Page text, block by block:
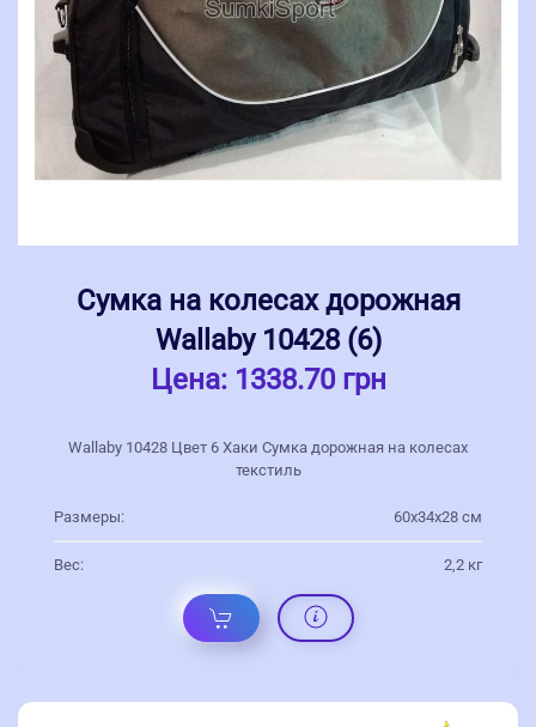
Сумка на колесах дорожная
Wallaby 10428 (6)
Цена: 1338.70 грн
Wallaby 10428 Цвет 6 Хаки Сумка дорожная на колесах
текстиль
Размеры: 60х34х28 см
Вес: 2,2 кг